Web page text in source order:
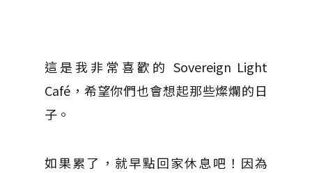
這是我非常喜歡的 Sovereign Light
Café，希望你們也會想起那些燦爛的日
子。
如果累了，就早點回家休息吧！因為